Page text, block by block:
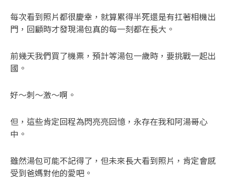
每次看到照片都很慶幸，就算累得半死還是有扛著相機出
門，回顧時才發現湯包真的每一刻都在長大。
前幾天我們買了機票，預計等湯包一歲時，要挑戰一起出
國。
好～刺～激～啊。
但，這些肯定回程為閃亮亮回憶，永存在我和阿湯哥心
中。
雖然湯包可能不記得了，但未來長大看到照片，肯定會感
受到爸媽對他的愛吧。